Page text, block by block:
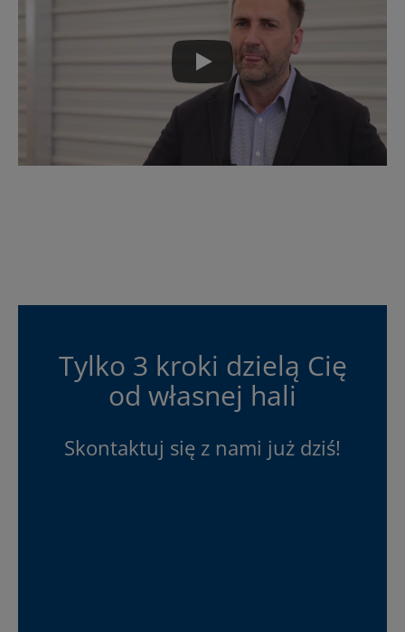
Tylko 3 kroki dzielą Cię
od własnej hali
Skontaktuj się z nami już dziś!